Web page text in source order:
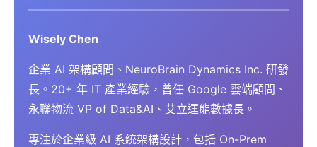
Wisely Chen
企業 AI 架構顧問、NeuroBrain Dynamics Inc. 研發
長。20+ 年 IT 產業經驗，曾任 Google 雲端顧問、
永聯物流 VP of Data&AI、艾立運能數據長。
專注於企業級 AI 系統架構設計，包括 On-Prem